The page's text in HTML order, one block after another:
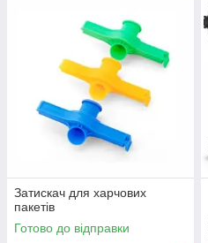
Затискач для харчових
пакетів
Готово до відправки